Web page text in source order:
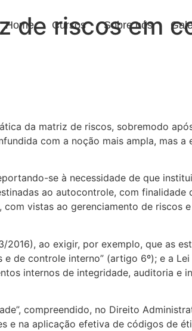
Home Cursos Sobre nós
de riscos em
da matriz de riscos, sobremodo
com a noção mais ampla, mas
se à necessidade de que
ao autocontrole, com
vistas ao gerenciamento de riscos
ao exigir, por exemplo, que as
de controle interno” (artigo 6º); e a
internos de integridade, auditoria
compreendido, no Direito
e na aplicação efetiva de códigos de